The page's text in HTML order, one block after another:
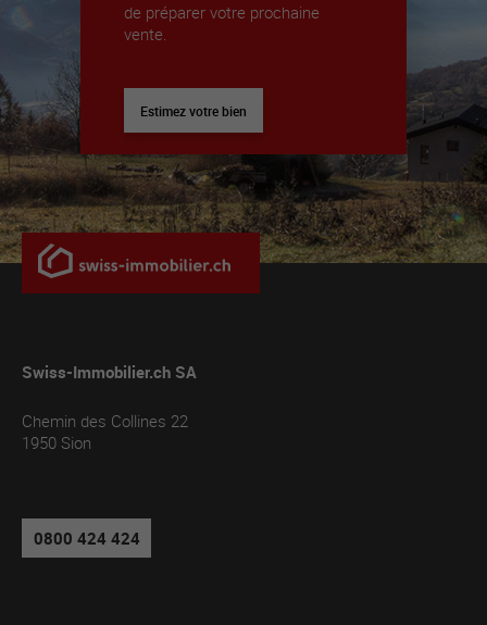
de préparer votre prochaine
vente.
Estimez votre bien
Swiss-Immobilier.ch SA
Chemin des Collines 22
1950 Sion
0800 424 424